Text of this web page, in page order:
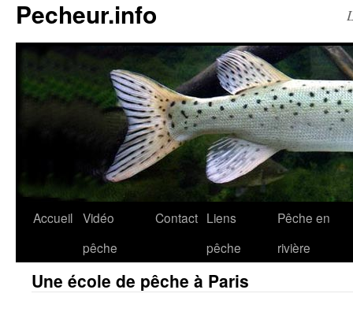
Pecheur.info
Accueil Vidéo
pêche
Contact Liens
pêche
Pêche en
rivière
Une école de pêche à Paris